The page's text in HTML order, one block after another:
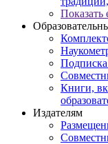
Показать
Книги,
Издателям